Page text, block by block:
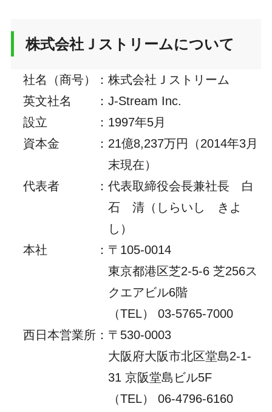
株式会社Ｊストリームについて
社名（商号） ： 株式会社Ｊストリーム
英文社名
： J-Stream Inc.
設立
： 1997年5月
資本金
： 21億8,237万円（2014年3月
末現在）
代表者
： 代表取締役会長兼社長 白
石 清（しらいし きよ
し）
本社
： 〒105-0014
東京都港区芝2-5-6 芝256ス
クエアビル6階
（TEL） 03-5765-7000
西日本営業所： 〒530-0003
大阪府大阪市北区堂島2-1-
31 京阪堂島ビル5F
（TEL） 06-4796-6160